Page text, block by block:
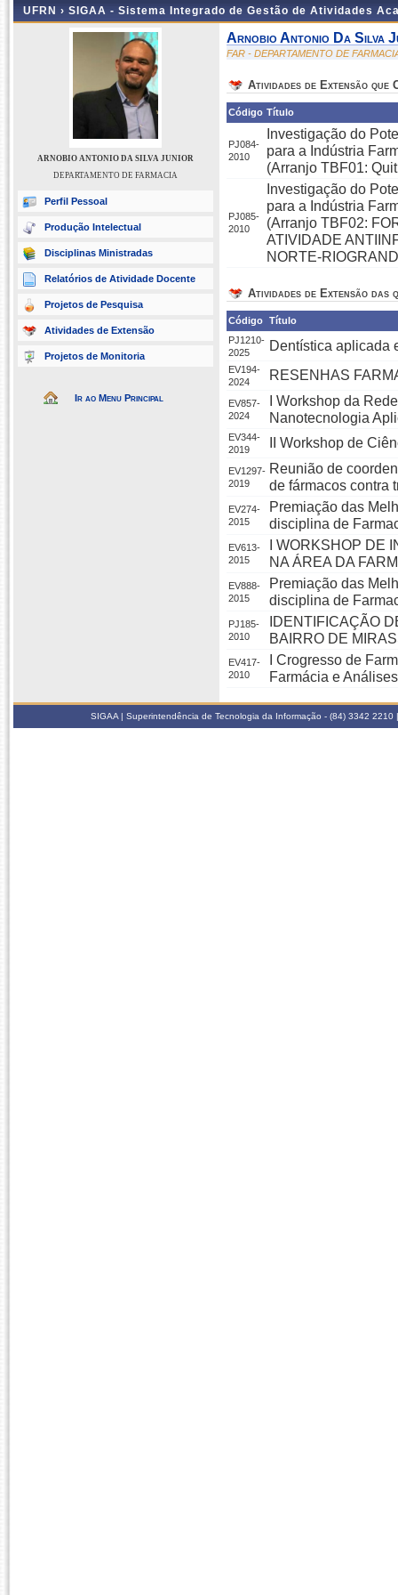
UFRN › SIGAA - Sistema Integrado de Gestão de Atividades
ARNOBIO ANTONIO DA SILVA JUNIOR
DEPARTAMENTO DE FARMACIA
Perfil Pessoal
Produção Intelectual
Disciplinas Ministradas
Relatórios de Atividade Docente
Projetos de Pesquisa
Atividades de Extensão
Projetos de Monitoria
Ir ao Menu Principal
Arnobio Antonio Da Silva
FAR - DEPARTAMENTO DE
Atividades de Extensão que
Código Título
PJ084-
2010
Investigação do
para a Indústria
(Arranjo TBF01:
PJ085-
2010
Investigação do
para a Indústria
(Arranjo TBF02:
ATIVIDADE
NORTE-
Atividades de Extensão das
Código Título
PJ1210-
2025
Dentística aplicada
EV194-
2024
RESENHAS
EV857-
2024
I Workshop da
Nanotecnologia
EV344-
2019
II Workshop de
EV1297-
2019
Reunião de
de fármacos contra
EV274-
2015
Premiação das
disciplina de
EV613-
2015
I WORKSHOP DE
NA ÁREA DA
EV888-
2015
Premiação das
disciplina de
PJ185-
2010
IDENTIFICAÇÃO
BAIRRO DE
EV417-
2010
I Crogresso de
Farmácia e
SIGAA | Superintendência de Tecnologia da Informação - (84) 3342